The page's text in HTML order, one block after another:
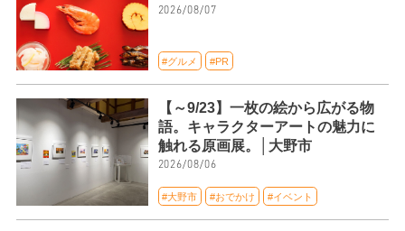
2026/08/07
#グルメ #PR
【～9/23】一枚の絵から広がる物
語。キャラクターアートの魅力に
触れる原画展。│大野市
2026/08/06
#大野市 #おでかけ #イベント